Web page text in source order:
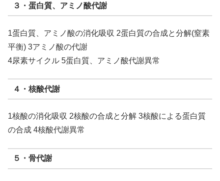
３・蛋白質、アミノ酸代謝
1蛋白質、アミノ酸の消化吸収 2蛋白質の合成と分解(窒素
平衡) 3アミノ酸の代謝
4尿素サイクル 5蛋白質、アミノ酸代謝異常
４・核酸代謝
1核酸の消化吸収 2核酸の合成と分解 3核酸による蛋白質
の合成 4核酸代謝異常
５・骨代謝